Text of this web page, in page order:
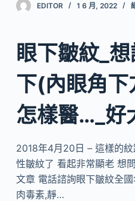
EDITOR 1 6 月, 2022
眼下皺紋_
下(內眼角
怎樣醫…_好
2018年4月20日 – 這樣的
性皺紋了 看起非常顯老 想
文章 電話諮詢眼下皺紋全
肉毒素,靜…